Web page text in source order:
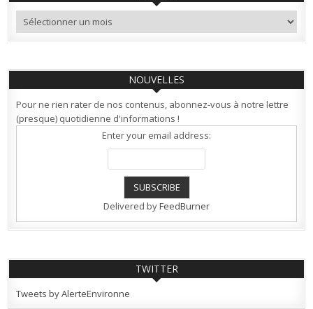
Archives
NOUVELLES
Pour ne rien rater de nos contenus, abonnez-vous à notre lettre
(presque) quotidienne d'informations !
Enter your email address:
Delivered byFeedBurner
TWITTER
Tweets by AlerteEnvironne